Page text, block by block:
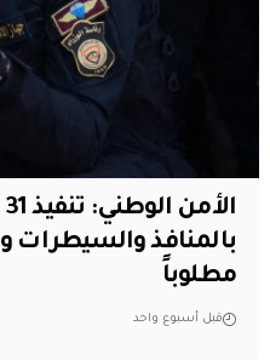
مطلوباً
قبل أسبوع واحد